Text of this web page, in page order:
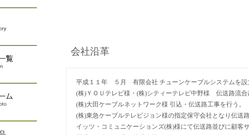
会社沿革
平成１１年 ５月 有限会社 チューンケーブルシステムを設
(株)ＹＯＵテレビ様・(株)シティーテレビ中野様 伝送路流合
(株)大田ケーブルネットワーク様 引込・伝送路工事を行う。
(株)東急ケーブルテレビジョン様の指定保守会社となり伝送
イッツ・コミュニケーションズ(株)様にて伝送路並びに顧客